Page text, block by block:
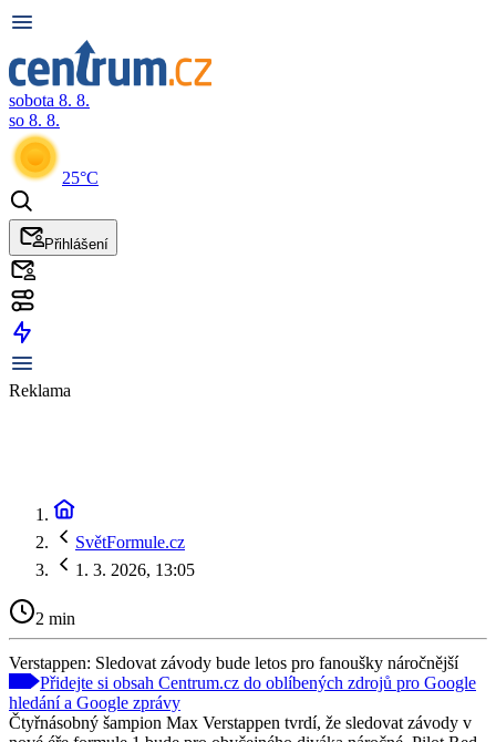
sobota 8. 8.
so 8. 8.
25°C
Přihlášení
Reklama
SvětFormule.cz
1. 3. 2026, 13:05
2 min
Verstappen: Sledovat závody bude letos pro fanoušky náročnější
Přidejte si obsah Centrum.cz do oblíbených zdrojů pro Google
hledání a Google zprávy
Čtyřnásobný šampion Max Verstappen tvrdí, že sledovat závody v